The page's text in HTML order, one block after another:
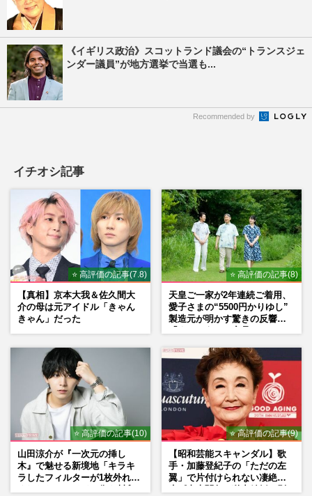
《イギリス政治》スコットランド議会の“トランスジェ
ンダー議員”が地方選挙で当選も...
Recommended by
イチオシ記事
⭐ 高評価の記事(7.8)
【真相】京本大我＆佐久間大
介の母は元アイドル「きゃん
きゃん」だった
⭐ 高評価の記事(8)
天皇ご一家が2年連続ご着用、
愛子さまの“5500円かりゆし”
製造元が明かす驚きの反響
⭐ 高評価の記事(10)
山田涼介が『一次元の挿し
木』で魅せる新境地「キラキ
ラしたフィルターが1枚外れて
⭐ 高評価の記事(9)
【昭和芸能スキャンダル】歌
手・加藤登紀子の「ただの左
翼」で片付けられない凄絶半